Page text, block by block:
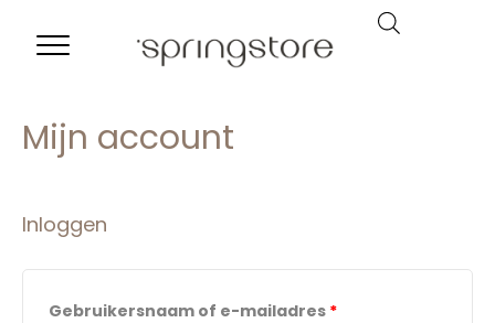
Mijn account
Inloggen
Gebruikersnaam of e-mailadres *